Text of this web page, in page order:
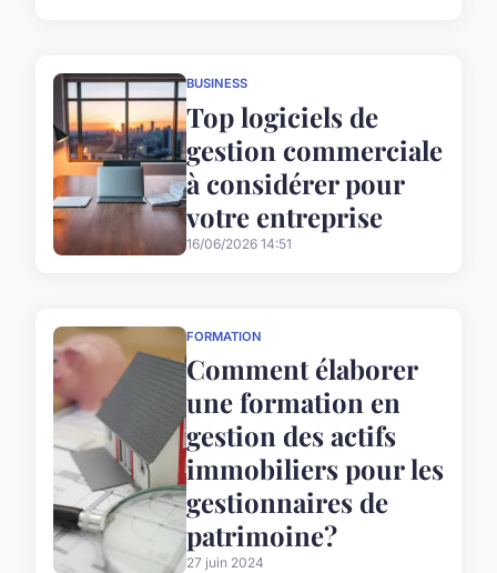
BUSINESS
Top logiciels de
gestion commerciale
à considérer pour
votre entreprise
16/06/2026 14:51
FORMATION
Comment élaborer
une formation en
gestion des actifs
immobiliers pour les
gestionnaires de
patrimoine?
27 juin 2024